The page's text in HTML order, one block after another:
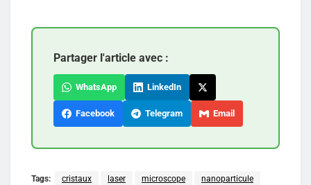
Partager l'article avec :
WhatsApp LinkedIn
Facebook Telegram Email
Tags: cristaux laser microscope nanoparticule